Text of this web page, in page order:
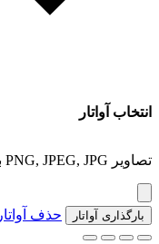
انتخاب آواتار
تصاویر PNG, JPEG, JPG بیشترین حجم مجاز 3 مگابایت
بارگذاری آواتار حذف آواتار